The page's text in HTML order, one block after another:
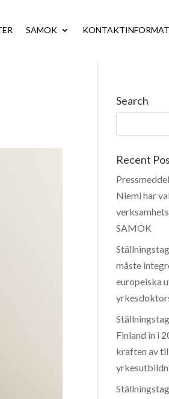
SAMOK
Search
Recent
Niemi har
SAMOK
måste
europeiska
Finland in i
kraften av